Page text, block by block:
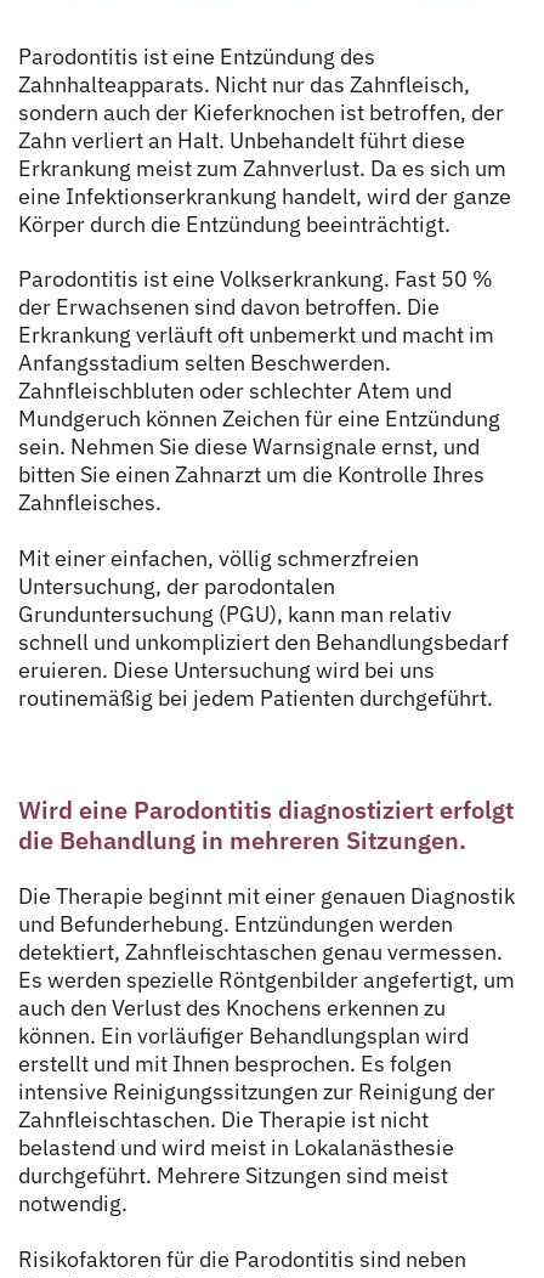
Parodontitis ist eine Entzündung des
Zahnhalteapparats. Nicht nur das Zahnfleisch,
sondern auch der Kieferknochen ist betroffen, der
Zahn verliert an Halt. Unbehandelt führt diese
Erkrankung meist zum Zahnverlust. Da es sich um
eine Infektionserkrankung handelt, wird der ganze
Körper durch die Entzündung beeinträchtigt.
Parodontitis ist eine Volkserkrankung. Fast 50 %
der Erwachsenen sind davon betroffen. Die
Erkrankung verläuft oft unbemerkt und macht im
Anfangsstadium selten Beschwerden.
Zahnfleischbluten oder schlechter Atem und
Mundgeruch können Zeichen für eine Entzündung
sein. Nehmen Sie diese Warnsignale ernst, und
bitten Sie einen Zahnarzt um die Kontrolle Ihres
Zahnfleisches.
Mit einer einfachen, völlig schmerzfreien
Untersuchung, der parodontalen
Grunduntersuchung (PGU), kann man relativ
schnell und unkompliziert den Behandlungsbedarf
eruieren. Diese Untersuchung wird bei uns
routinemäßig bei jedem Patienten durchgeführt.
Wird eine Parodontitis diagnostiziert erfolgt
die Behandlung in mehreren Sitzungen.
Die Therapie beginnt mit einer genauen Diagnostik
und Befunderhebung. Entzündungen werden
detektiert, Zahnfleischtaschen genau vermessen.
Es werden spezielle Röntgenbilder angefertigt, um
auch den Verlust des Knochens erkennen zu
können. Ein vorläufiger Behandlungsplan wird
erstellt und mit Ihnen besprochen. Es folgen
intensive Reinigungssitzungen zur Reinigung der
Zahnfleischtaschen. Die Therapie ist nicht
belastend und wird meist in Lokalanästhesie
durchgeführt. Mehrere Sitzungen sind meist
notwendig.
Risikofaktoren für die Parodontitis sind neben